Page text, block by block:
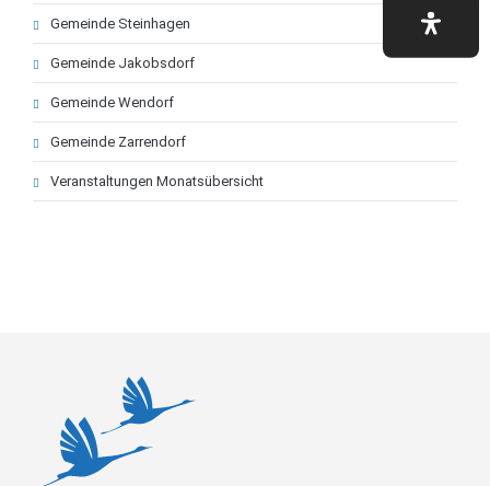
Gemeinde Steinhagen
Gemeinde Jakobsdorf
Gemeinde Wendorf
Gemeinde Zarrendorf
Veranstaltungen Monatsübersicht